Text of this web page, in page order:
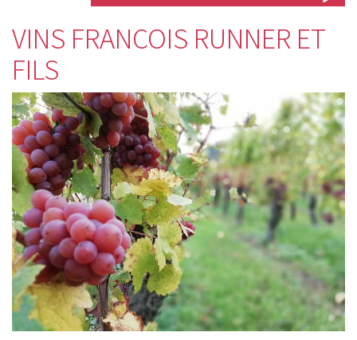
VINS FRANÇOIS RUNNER ET
FILS